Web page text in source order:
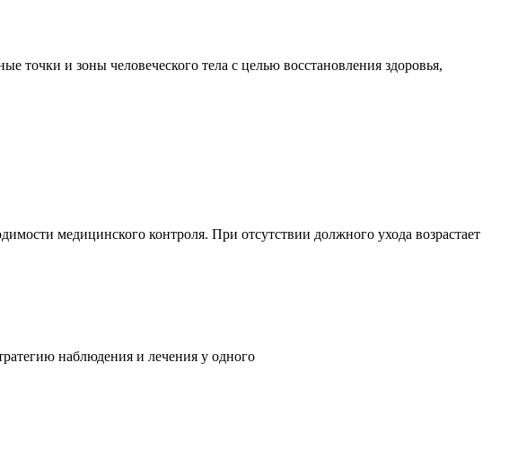
и зоны человеческого тела с целью восстановления здоровья,
медицинского контроля. При отсутствии должного ухода возрастает
наблюдения и лечения у одного